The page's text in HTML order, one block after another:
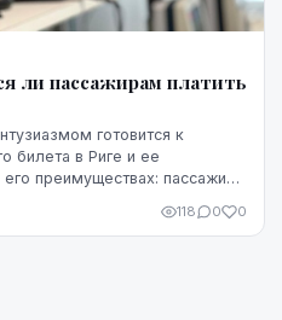
ли пассажирам платить
готовится к
билета в Риге и ее
преимуществах: пассажиры
118 0 0